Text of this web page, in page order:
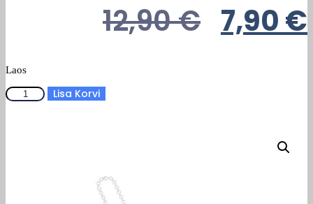
12,90€ Algne
7,90€
Laos
Grandmaster
of
Lisa Korvi